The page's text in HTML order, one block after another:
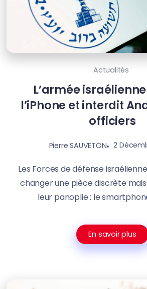
Actualités
L’armée
l’iPhone et interdit
officiers
Pierre SAUVETON 2
Les Forces de défense
changer une pièce discrète
leur panoplie : le
En savoir plus